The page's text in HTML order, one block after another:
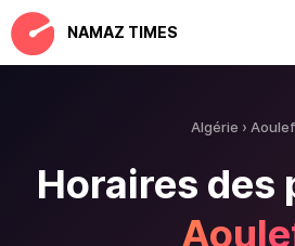
NAMAZ TIMES
Algérie Aoulef
Horaires des